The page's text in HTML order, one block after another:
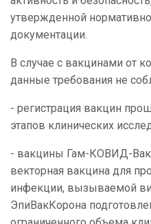
утвержденной
документации.
В случае с вакцинами от
данные требования не
- регистрация вакцин
этапов клинических
- вакцины Гам-КОВИД-
векторная вакцина для
инфекции, вызываемой
ЭпиВакКорона